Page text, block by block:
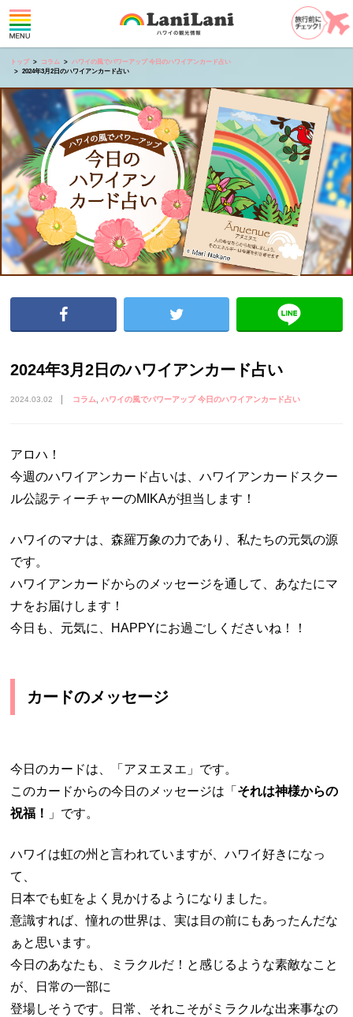
トップ コラム
ハワイの風でパワーアップ 今日のハワイアンカード占い
2024年3月2日のハワイアンカード占い
2024年3月2日のハワイアンカード占い
2024.03.02 コラム ハワイの風でパワーアップ 今日のハワイアンカード占い
アロハ！
今週のハワイアンカード占いは、ハワイアンカードスクー
ル公認ティーチャーのMIKAが担当します！
ハワイのマナは、森羅万象の力であり、私たちの元気の源
です。
ハワイアンカードからのメッセージを通して、あなたにマ
ナをお届けします！
今日も、元気に、HAPPYにお過ごしくださいね！！
カードのメッセージ
今日のカードは、「アヌエヌエ」です。
このカードからの今日のメッセージは「 それは神様からの
祝福！
」です。
ハワイは虹の州と言われていますが、ハワイ好きになっ
て、
日本でも虹をよく見かけるようになりました。
意識すれば、憧れの世界は、実は目の前にもあったんだな
ぁと思います。
今日のあなたも、ミラクルだ！と感じるような素敵なこと
が、日常の一部に
登場しそうです。日常、それこそがミラクルな出来事なの